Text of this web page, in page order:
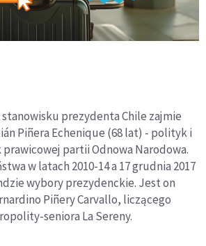
prezydenta Chile zajmie
Piñera Echenique (68 lat) - polityk i
prawicowej partii Odnowa Narodowa.
w latach 2010-14 a 17 grudnia 2017
wybory prezydenckie. Jest on
Piñery Carvallo, liczącego
seniora La Sereny.